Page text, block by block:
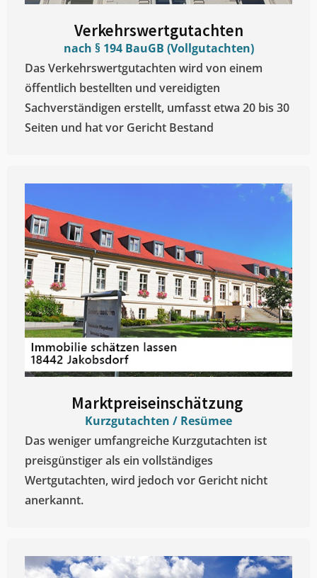
Verkehrswertgutachten
nach § 194 BauGB (Vollgutachten)
Das Verkehrswertgutachten wird von einem
öffentlich bestellten und vereidigten
Sachverständigen erstellt, umfasst etwa 20 bis 30
Seiten und hat vor Gericht Bestand
Marktpreiseinschätzung ​
Kurzgutachten / Resümee
Das weniger umfangreiche Kurzgutachten ist
preisgünstiger als ein vollständiges
Wertgutachten, wird jedoch vor Gericht nicht
anerkannt.